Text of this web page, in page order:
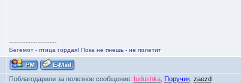
--------------------
Бегемот - птица гордая! Пока не пнешь - не полетит
Поблагодарили за полезное сообщение: Iudushka, Поручик, zaezd